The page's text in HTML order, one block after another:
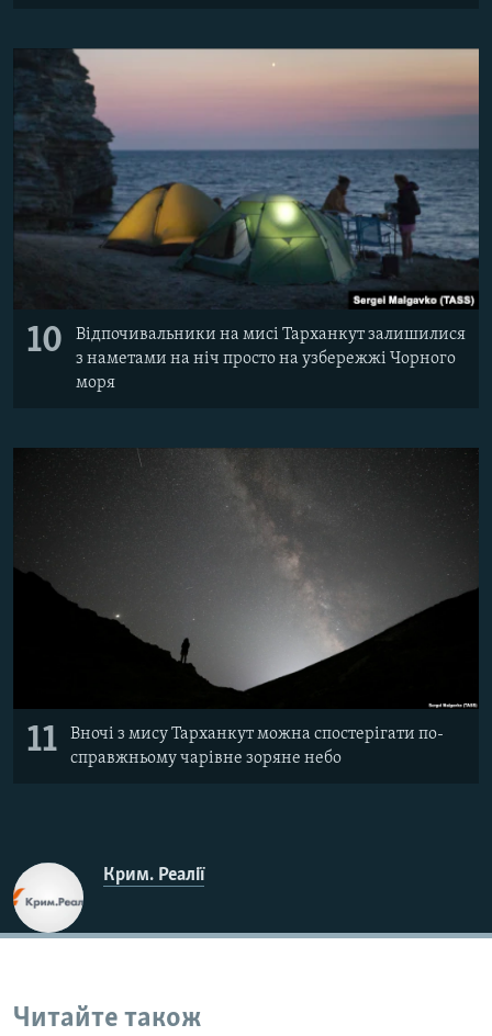
10
Відпочивальники на мисі Тарханкут залишилися
з наметами на ніч просто на узбережжі Чорного
моря
11
Вночі з мису Тарханкут можна спостерігати по-
справжньому чарівне зоряне небо
Крим. Реалії
Читайте також